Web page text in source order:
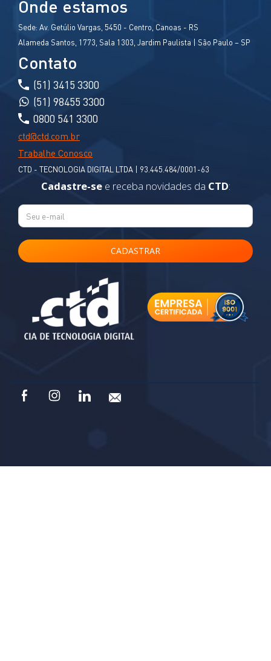
Onde estamos
Sede: Av. Getúlio Vargas, 5450 - Centro, Canoas - RS
Alameda Santos, 1773, Sala 1303, Jardim Paulista | São Paulo – SP
Contato
(51) 3415 3300
(51) 98455 3300
0800 541 3300
ctd@ctd.com.br
Trabalhe Conosco
CTD - TECNOLOGIA DIGITAL LTDA | 93.445.484/0001-63
Cadastre-see receba novidades da CTD: